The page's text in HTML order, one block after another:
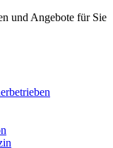
und Angebote für Sie